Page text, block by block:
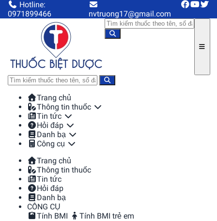
Hotline:
0971899466
nvtruong17@gmail.com
Trang chủ
Thông tin thuốc
Tin tức
Hỏi đáp
Danh bạ
Công cụ
Trang chủ
Thông tin thuốc
Tin tức
Hỏi đáp
Danh bạ
CÔNG CỤ
Tính BMI
Tính BMI trẻ em